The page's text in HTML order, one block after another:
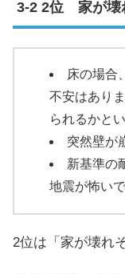
2位 家が壊
床の場合
不安はあり
られるかと
突然壁が
新基準の
地震が怖い
2位は「家が壊れ